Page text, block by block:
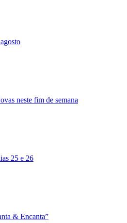
neste fim de semana
25 e 26
& Encanta”